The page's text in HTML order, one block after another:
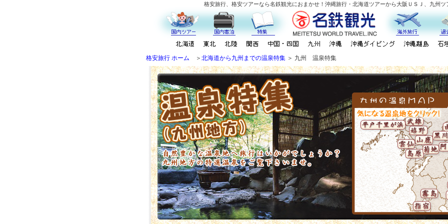
格安旅行、格安ツアーなら名鉄観光におまかせ！沖縄旅行・北海道ツアーから大阪ＵＳＪ、九州ツ
格安旅行 ホーム ＞ 北海道から九州までの温泉特集 ＞ 九州 温泉特集